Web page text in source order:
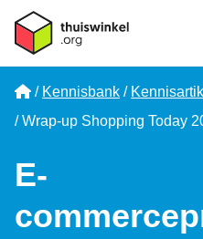
Home
Kennisbank
Wrap-up Shopping Today
E-